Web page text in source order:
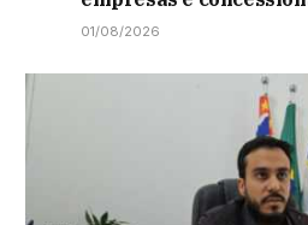
01/08/2026